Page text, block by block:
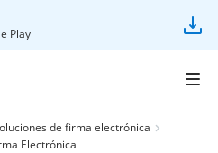
Play
de firma electrónica
Electrónica